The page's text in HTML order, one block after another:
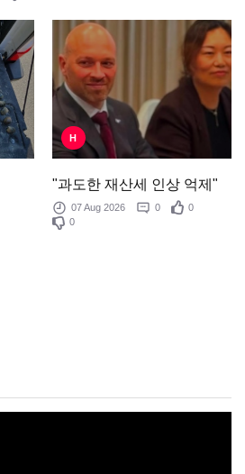
H
"과도한 재산세 인상 억제"
07 Aug 2026 0
0
0